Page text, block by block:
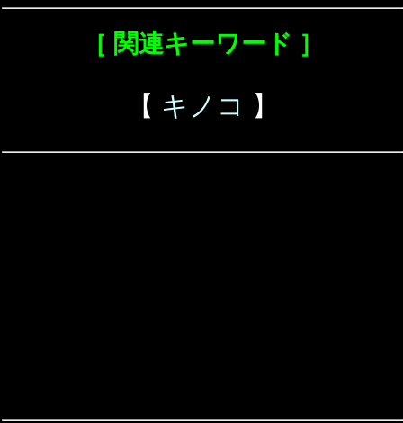
［ 関連キーワード ］
【 キノコ 】